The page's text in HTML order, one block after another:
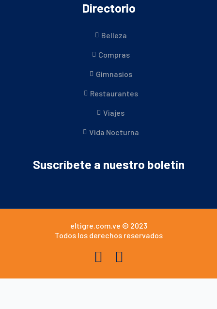
Directorio
Belleza
Compras
Gimnasios
Restaurantes
Viajes
Vida Nocturna
Suscríbete a nuestro boletín
eltigre.com.ve © 2023
Todos los derechos reservados
F
I